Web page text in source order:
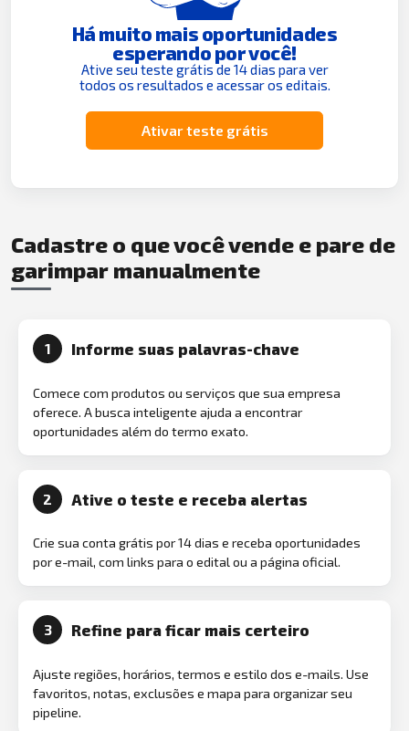
Há muito mais oportunidades
esperando por você!
Ative seu teste grátis de 14 dias para ver
todos os resultados e acessar os editais.
Ativar teste grátis
Cadastre o que você vende e pare de
garimpar manualmente
1 Informe suas palavras-chave
Comece com produtos ou serviços que sua empresa
oferece. A busca inteligente ajuda a encontrar
oportunidades além do termo exato.
2 Ative o teste e receba alertas
Crie sua conta grátis por 14 dias e receba oportunidades
por e-mail, com links para o edital ou a página oficial.
3 Refine para ficar mais certeiro
Ajuste regiões, horários, termos e estilo dos e-mails. Use
favoritos, notas, exclusões e mapa para organizar seu
pipeline.